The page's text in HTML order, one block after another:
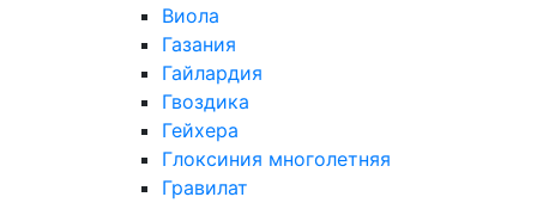
Виола
Газания
Гайлардия
Гвоздика
Гейхера
Глоксиния многолетняя
Гравилат